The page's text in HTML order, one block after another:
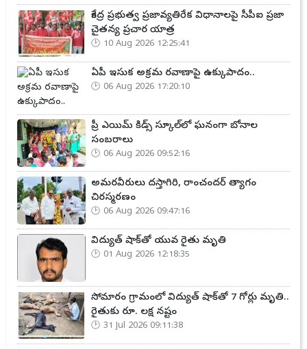
కేంద్ర ప్రభుత్వ ప్రజావ్యతిరేక విధానాలపై సీపీఐ ప్రజా
చైతన్య ప్రచార యాత్ర
10 Aug 2026 12:25:41
ఏపీ ఇసుక అక్రమ రవాణాపై ఉక్కుపాదం..
06 Aug 2026 17:20:10
ప్రీ ఎయిమ్ కిడ్స్ స్కూల్‌లో ఘనంగా బోనాల
సంబరాలు
06 Aug 2026 09:52:16
అమరవీరులు దస్తాగిరి, రాంచందర్ త్యాగం
చిరస్మరణం
06 Aug 2026 09:47:16
విద్యుత్ షాక్‌తో యువ రైతు మృతి
01 Aug 2026 12:18:35
సోమారం గ్రామంలో విద్యుత్ షాక్‌తో 7 గోర్లు మృతి..
రైతుకు రూ. లక్ష నష్టం
31 Jul 2026 09:11:38